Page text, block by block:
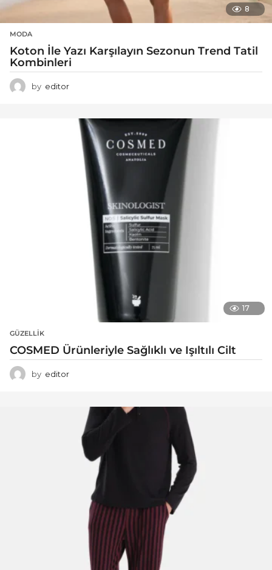
8
MODA
Koton İle Yazı Karşılayın Sezonun Trend Tatil
Kombinleri
by editor
17
GÜZELLIK
COSMED Ürünleriyle Sağlıklı ve Işıltılı Cilt
by editor